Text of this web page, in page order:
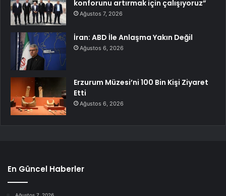
konforunu artırmak için çalışıyoruz”
Ağustos 7, 2026
İran: ABD İle Anlaşma Yakın Değil
Ağustos 6, 2026
Erzurum Müzesi’ni 100 Bin Kişi Ziyaret
Etti
Ağustos 6, 2026
En Güncel Haberler